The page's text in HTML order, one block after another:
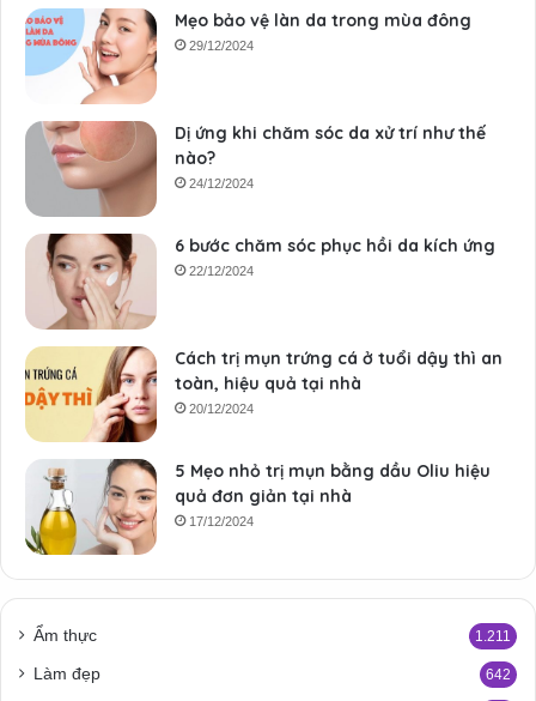
Mẹo bảo vệ làn da trong mùa đông
29/12/2024
Dị ứng khi chăm sóc da xử trí như thế
nào?
24/12/2024
6 bước chăm sóc phục hồi da kích ứng
22/12/2024
Cách trị mụn trứng cá ở tuổi dậy thì an
toàn, hiệu quả tại nhà
20/12/2024
5 Mẹo nhỏ trị mụn bằng dầu Oliu hiệu
quả đơn giản tại nhà
17/12/2024
Ẩm thực 1.211
Làm đẹp 642